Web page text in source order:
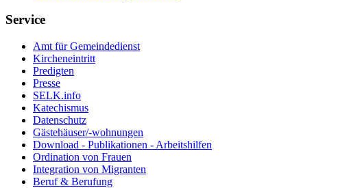
Service
Amt für Gemeindedienst
Kircheneintritt
Predigten
Presse
SELK.info
Katechismus
Datenschutz
Gästehäuser/-wohnungen
Download - Publikationen - Arbeitshilfen
Ordination von Frauen
Integration von Migranten
Beruf & Berufung